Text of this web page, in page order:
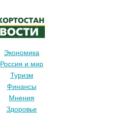
Экономика
Россия и мир
Туризм
Финансы
Мнения
Здоровье